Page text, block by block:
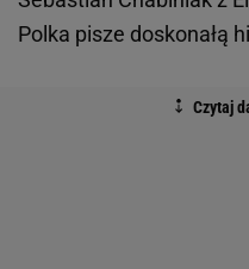
Polka pisze doskonałą